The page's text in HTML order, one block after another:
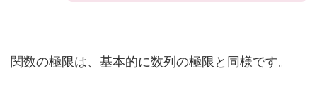
関数の極限は、基本的に数列の極限と同様です。